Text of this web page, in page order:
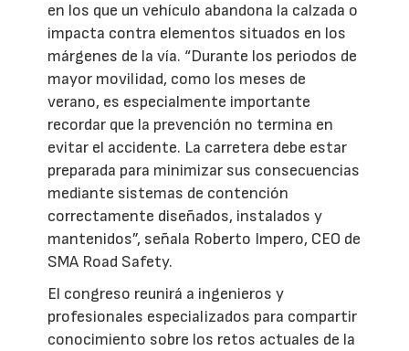
en los que un vehículo abandona la calzada o
impacta contra elementos situados en los
márgenes de la vía. “Durante los periodos de
mayor movilidad, como los meses de
verano, es especialmente importante
recordar que la prevención no termina en
evitar el accidente. La carretera debe estar
preparada para minimizar sus consecuencias
mediante sistemas de contención
correctamente diseñados, instalados y
mantenidos”, señala Roberto Impero, CEO de
SMA Road Safety.
El congreso reunirá a ingenieros y
profesionales especializados para compartir
conocimiento sobre los retos actuales de la